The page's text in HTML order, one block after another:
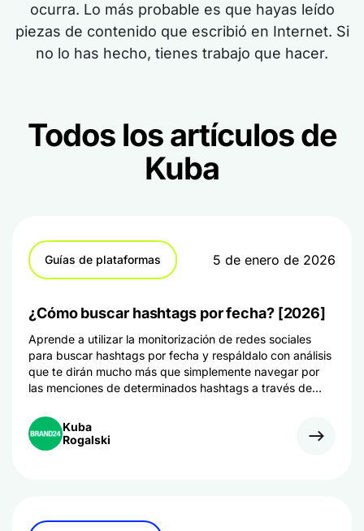
ocurra. Lo más probable es que hayas leído
piezas de contenido que escribió en Internet. Si
no lo has hecho, tienes trabajo que hacer.
Todos los artículos de
Kuba
Guías de plataformas 5 de enero de 2026
¿Cómo buscar hashtags por fecha? [2026]
Aprende a utilizar la monitorización de redes sociales
para buscar hashtags por fecha y respáldalo con análisis
que te dirán mucho más que simplemente navegar por
las menciones de determinados hashtags a través de
Kuba
Rogalski